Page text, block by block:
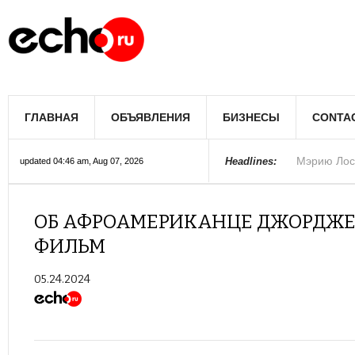
ГЛАВНАЯ ОБЪЯВЛЕНИЯ БИЗНЕСЫ
updated 04:46 am, Aug 07, 2026 Headlines:
Мэрию
Более 300
В округе
Фермеры
В Лас-
Раскрыты
Ариана
Стало
В Госдуме
ОБ АФРОАМЕРИКАНЦЕ
ФИЛЬМ
05.24.2024